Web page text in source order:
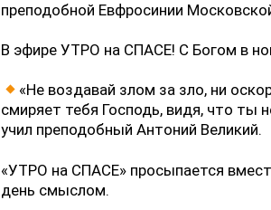
преподобной Евфросинии
В эфире УТРО на СПАСЕ! С Богом в
«Не воздавай злом за зло, ни
смиряет тебя Господь, видя, что
учил преподобный Антоний Великий.
«УТРО на СПАСЕ» просыпается
день смыслом.